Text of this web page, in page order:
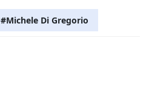
#Michele Di Gregorio